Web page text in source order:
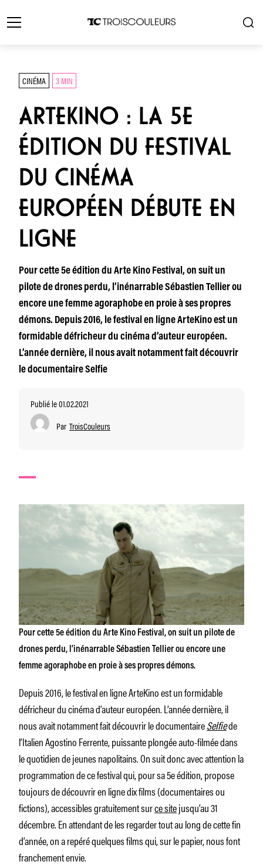
CINÉMA 3 MIN
ARTEKINO : LA 5E
ÉDITION DU FESTIVAL
DU CINÉMA
EUROPÉEN DÉBUTE EN
LIGNE
Pour cette 5e édition du Arte Kino Festival, on suit un
pilote de drones perdu, l’inénarrable Sébastien Tellier ou
encore une femme agoraphobe en proie à ses propres
démons. Depuis 2016, le festival en ligne ArteKino est un
formidable défricheur du cinéma d’auteur européen.
L’année dernière, il nous avait notamment fait découvrir
le documentaire Selfie
Publié le 01.02.2021
Par TroisCouleurs
Pour cette 5e édition du Arte Kino Festival, on suit un pilote de
drones perdu, l’inénarrable Sébastien Tellier ou encore une
femme agoraphobe en proie à ses propres démons.
Depuis 2016, le festival en ligne ArteKino est un formidable
défricheur du cinéma d’auteur européen. L’année dernière, il
nous avait notamment fait découvrir le documentaireSelfiede
l’Italien Agostino Ferrente, puissante plongée auto-filmée dans
le quotidien de jeunes napolitains. On suit donc avec attention la
programmation de ce festival qui, pour sa 5e édition, propose
toujours de découvrir en ligne dix films (documentaires ou
fictions), accessibles gratuitement surce sitejusqu’au 31
décembre. En attendant de les regarder tout au long de cette fin
d’année, on a repéré quelques films qui, sur le papier, nous font
franchement envie.